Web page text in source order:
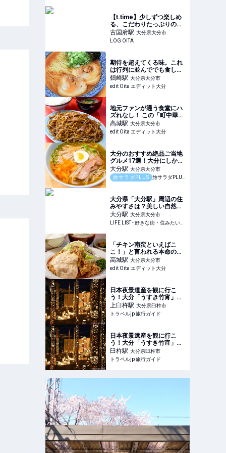
【t.time】少しずつ楽しめ
る、こだわりたっぷりの幸
せワンプレートランチ
古国府駅 大分県大分市
LOG OITA
期待を超えてくる味。これ
は行列に並んででも食して
おきたい！ 大分で味わえる
「東北流」中華そば
鶴崎駅 大分県大分市
edit Oita エディット大分
地元ファンが通う食堂にハ
ズれなし！ この「町中華の
焼きそば定食」がウマいん
です【大分ジモトグルメ】
高城駅 大分県大分市
edit Oita エディット大分
大分のおすすめ絶品ご当地
グルメ17選！大分にしかな
い名物から人気の名店16選
も紹介
大分駅 大分県大分市
旅サラダPLUS
旅サラダPLUS｜朝日放送
大分県「大分駅」周辺の住
みやすさは？美しい自然と
多様な都市機能が共存する
街の住みやすさを2年半暮
らした私が紹介 - LIFE LIST
私の街
大分駅 大分県大分市
LIFE LIST - 好きな街・住みたい街・私の街
「チキン南蛮といえばこ
こ！」と言われる本命の一
軒。洋食好きなら一度味わ
っておきたい創業55年の老
高城駅 大分県大分市
edit Oita エディット大分
日本夜景遺産を観に行こ
う！大分「うすき竹宵」で
秋夜の贅沢散歩 | 大分県 | ト
ラベルjp 旅行ガイド
上臼杵駅 大分県臼杵市
トラベルjp 旅行ガイド
日本夜景遺産を観に行こ
う！大分「うすき竹宵」で
秋夜の贅沢散歩 | 大分県 | ト
ラベルjp 旅行ガイド
臼杵駅 大分県臼杵市
トラベルjp 旅行ガイド